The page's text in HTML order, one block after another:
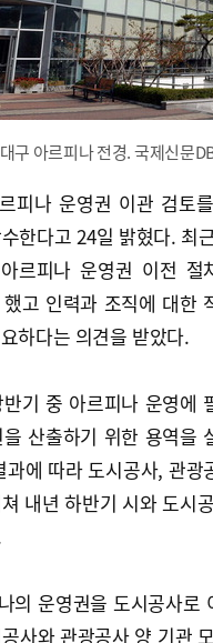
구 아르피나 전경. 국제신문
피나 운영권 이관 검토
한다고 24일 밝혔다. 최
르피나 운영권 이전 절
고 인력과 조직에 대한
하다는 의견을 받았다.
기 중 아르피나 운영에
산출하기 위한 용역을
과에 따라 도시공사, 관광
내년 하반기 시와 도시
의 운영권을 도시공사로
사와 관광공사 양 기관